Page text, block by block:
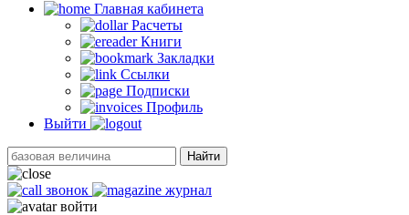
Главная кабинетa
Расчеты
Книги
Закладки
Ссылки
Подписки
Профиль
Выйти
Найти
звонок
журнал
войти